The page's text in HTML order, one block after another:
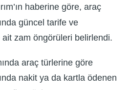
haberine göre, araç
güncel tarife ve
zam öngörüleri belirlendi.
araç türlerine göre
nakit ya da kartla ödenen